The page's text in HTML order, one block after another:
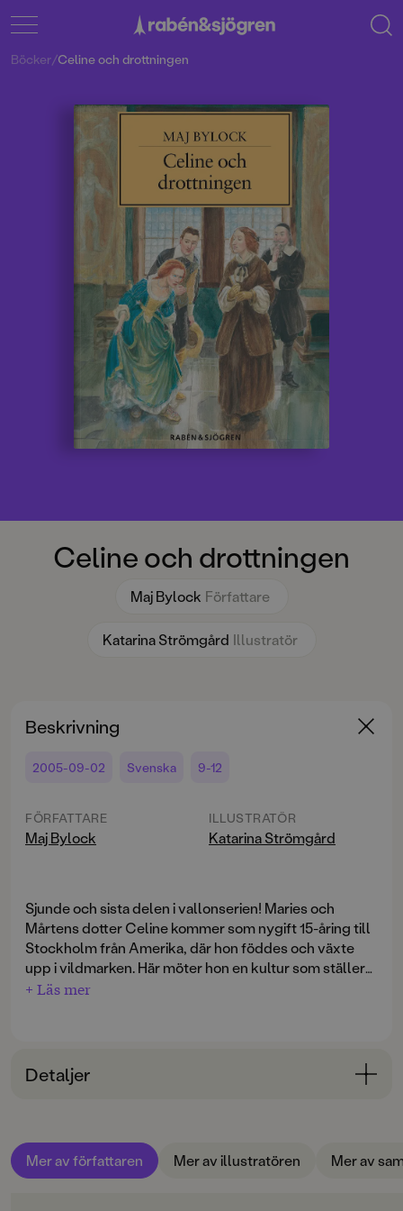
Celine och drottningen
Maj Bylock Författare
Katarina Strömgård Illustratör
Böcker/Celine och drottningen
Beskrivning
2005-09-02 Svenska 9-12
FÖRFATTARE
Maj Bylock
ILLUSTRATÖR
Katarina Strömgård
Sjunde och sista delen i vallonserien! Maries och
Mårtens dotter Celine kommer som nygift 15-åring till
Stockholm från Amerika, där hon föddes och växte
upp i vildmarken. Här möter hon en kultur som ställer
helt andra krav på henne än hon är van vid. 15-åriga
och vill upplösa Celines och Eriks äktenskap. Celine är
uppvuxen i en enkel nybyggargård i 1600-talets
hårt på tillgjorda seder och bruk. Men drottning
Kristina, som bara är två år äldre än Celine, gillar att
+ Läs mer
Detaljer
ÅLDERSGRUPP
9-12
Mer av författaren Mer av illustratören Mer av